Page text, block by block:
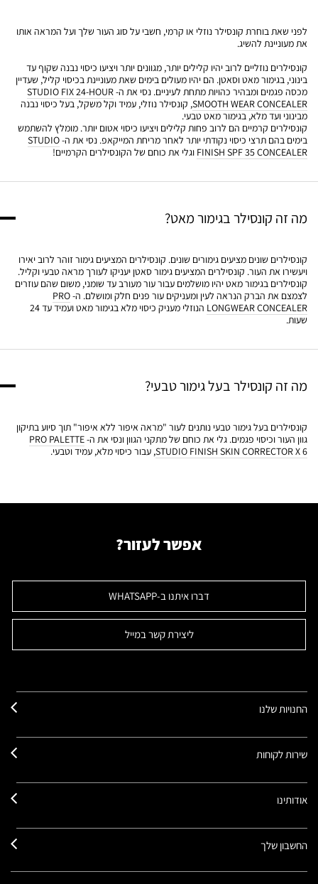
לפני שאת בוחרת קונסילר נוזלי או קרמי, חשבי על סוג העור שלך ועל המראה אותו
את מעוניינת להשיג.
קונסילרים נוזליים לרוב יהיו קלילים יותר, מגוונים יותר ויציעו כיסוי נבנה שקוף עד
בינוני, בגימור מאט וסאטן. הם יהיו מעולים בימים שאת מעוניינת בכיסוי קליל, שעדיין
מכסה פגמים ומבהיר כהויות מתחת לעיניים. נסי את ה-STUDIO FIX 24-HOUR
SMOOTH WEAR CONCEALER, קונסילר נוזלי, עמיד וקל משקל, בעל כיסוי נבנה
מבינוני ועד מלא, בגימור מאט טבעי.
קונסילרים קרמיים הם לרוב פחות קלילים ויציעו כיסוי אטום יותר. מומלץ להשתמש
בימים בהם תרצי כיסוי נקודתי יותר לאחר מריחת המייקאפ. נסי את ה-STUDIO
FINISH SPF 35 CONCEALER וגלי את כוחם של הקונסילרים הקרמיים!
מה זה קונסילר בגימור מאט?
קונסילרים שונים מציעים גימורים שונים. קונסילרים המציעים גימור זוהר לרוב יאירו
ויעשירו את העור. קונסילרים המציעים גימור סאטן יעניקו לעורך מראה טבעי וקליל.
קונסילרים בגימור מאט יהיו מושלמים עבור עור מעורב עד שומני, משום שהם עוזרים
לצמצם את הברק הנראה לעין ומעניקים עור פנים חלק ומושלם. ה-PRO
LONGWEAR CONCEALER
הנוזלי מעניק כיסוי מלא בגימור מאט ועמיד עד 24
שעות.
מה זה קונסילר בעל גימור טבעי?
קונסילרים בעל גימור טבעי נותנים לעור "מראה איפור ללא איפור" תוך סיוע בתיקון
גוון העור וכיסוי פגמים. גלי את כוחם של מתקני הגוון ונסי את ה-PRO PALETTE
STUDIO FINISH SKIN CORRECTOR X 6, עבור כיסוי מלא, עמיד וטבעי.
אפשר לעזור?
דברו איתנו ב-WHATSAPP
ליצירת קשר במייל
החנויות שלנו
שירות לקוחות
אודותינו
החשבון שלך